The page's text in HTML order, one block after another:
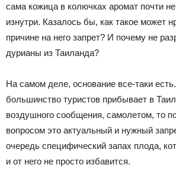
сама кожица в колючках аромат почти
изнутри. Казалось бы, как такое может
причине на него запрет? И почему не
дурианы из Таиланда?
На самом деле, основание все-таки
большинство туристов прибывает в
воздушного сообщения, самолетом, то
вопросом это актуальный и нужный
очередь специфический запах плода,
и от него не просто избавится.